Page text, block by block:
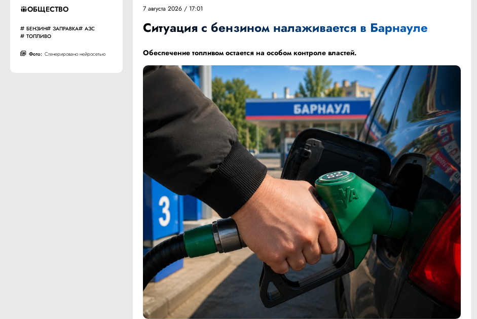
ОБЩЕСТВО
БЕНЗИН ЗАПРАВКА
АЗС
ТОПЛИВО
Фото: Сгенерировано нейросетью
7 августа 2026 / 17:01
Ситуация с бензином налаживается в Барнауле
Обеспечение топливом остается на особом контроле властей.